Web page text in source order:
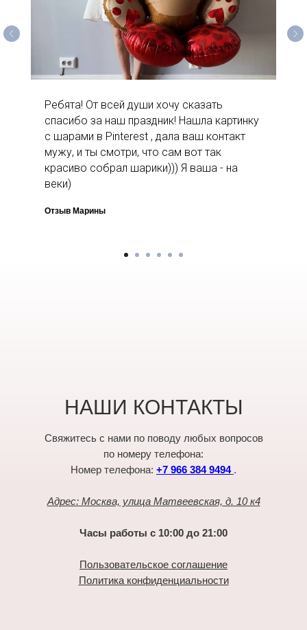
Ребята! От всей души хочу сказать
спасибо за наш праздник! Нашла картинку
с шарами в Pinterest , дала ваш контакт
мужу, и ты смотри, что сам вот так
красиво собрал шарики))) Я ваша - на
веки)
Отзыв Марины
НАШИ КОНТАКТЫ
Свяжитесь с нами по поводу любых вопросов
по номеру телефона:
Номер телефона: +7 966 384 9494 .
Адрес: Москва, улица Матвеевская, д. 10 к4
Часы работы с 10:00 до 21:00
Пользовательское соглашение
Политика конфиденциальности